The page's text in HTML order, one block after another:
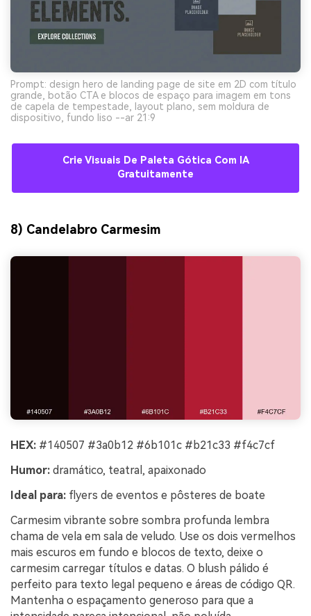
Prompt: design hero de landing page de site em 2D com título
grande, botão CTA e blocos de espaço para imagem em tons
de capela de tempestade, layout plano, sem moldura de
dispositivo, fundo liso --ar 21:9
Crie Visuais De Paleta Gótica Com IA
Gratuitamente
8) Candelabro Carmesim
HEX: #140507 #3a0b12 #6b101c #b21c33 #f4c7cf
Humor: dramático, teatral, apaixonado
Ideal para: flyers de eventos e pôsteres de boate
Carmesim vibrante sobre sombra profunda lembra
chama de vela em sala de veludo. Use os dois vermelhos
mais escuros em fundo e blocos de texto, deixe o
carmesim carregar títulos e datas. O blush pálido é
perfeito para texto legal pequeno e áreas de código QR.
Mantenha o espaçamento generoso para que a